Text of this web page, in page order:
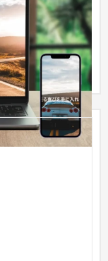
載】 トップページ
的サイトとして実